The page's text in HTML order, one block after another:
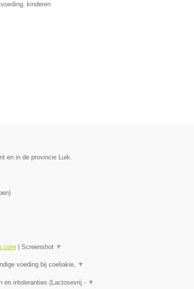
kinderen
en in de provincie Luik.
)
Screenshot ▼
voeding bij coeliakie, ▼
en intoleranties (Lactosevrij - ▼